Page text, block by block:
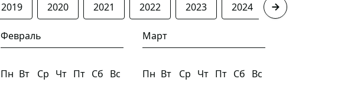
2019 2020 2021 2022 2023 2024 2025
Февраль
Пн Вт Ср Чт Пт Сб Вс
Март
Пн Вт Ср Чт Пт Сб Вс